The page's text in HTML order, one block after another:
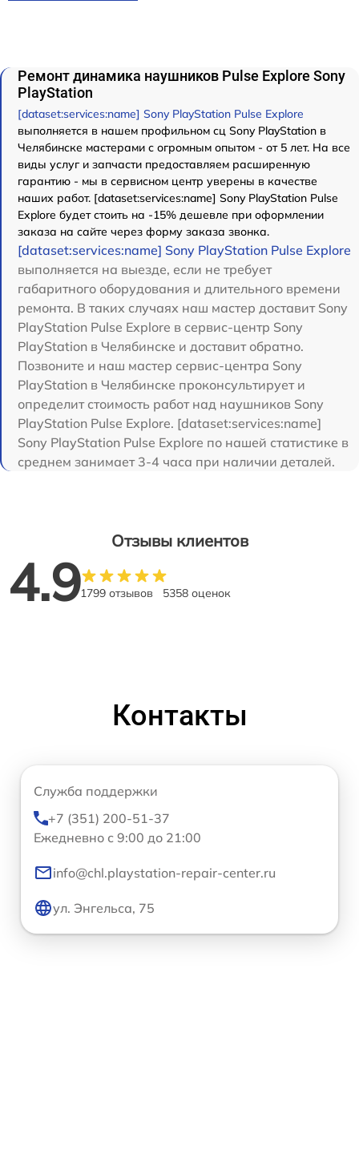
Ремонт динамика наушников Pulse Explore Sony
PlayStation
[dataset:services:name] Sony PlayStation Pulse Explore
выполняется в нашем профильном сц Sony PlayStation в
Челябинске мастерами с огромным опытом - от 5 лет. На все
виды услуг и запчасти предоставляем расширенную
гарантию - мы в сервисном центр уверены в качестве
наших работ. [dataset:services:name] Sony PlayStation Pulse
Explore будет стоить на -15% дешевле при оформлении
заказа на сайте через форму заказа звонка.
[dataset:services:name] Sony PlayStation Pulse Explore
выполняется на выезде, если не требует
габаритного оборудования и длительного времени
ремонта. В таких случаях наш мастер доставит Sony
PlayStation Pulse Explore в сервис-центр Sony
PlayStation в Челябинске и доставит обратно.
Позвоните и наш мастер сервис-центра Sony
PlayStation в Челябинске проконсультирует и
определит стоимость работ над наушников Sony
PlayStation Pulse Explore. [dataset:services:name]
Sony PlayStation Pulse Explore по нашей статистике в
среднем занимает 3-4 часа при наличии деталей.
Отзывы клиентов
4.91799 отзывов 5358 оценок
Контакты
Служба поддержки
+7 (351) 200-51-37
Ежедневно с 9:00 до 21:00
info@chl.playstation-repair-center.ru
ул. Энгельса, 75